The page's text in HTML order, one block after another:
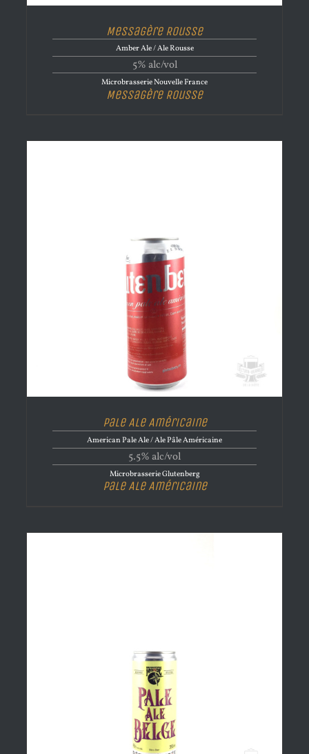
Messagère Rousse
Amber Ale / Ale Rousse
5% alc/vol
Microbrasserie Nouvelle France
Messagère Rousse
Pale Ale Américaine
American Pale Ale / Ale Pâle Américaine
5.5% alc/vol
Microbrasserie Glutenberg
Pale Ale Américaine